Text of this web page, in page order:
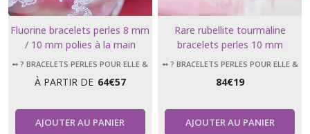
Fluorine bracelets perles 8 mm
/ 10 mm polies à la main
➻ ? BRACELETS PERLES POUR ELLE &
À PARTIR DE 64€57
AJOUTER AU PANIER
Rare rubellite tourmaline
bracelets perles 10 mm
➻ ? BRACELETS PERLES POUR ELLE &
84€19
AJOUTER AU PANIER